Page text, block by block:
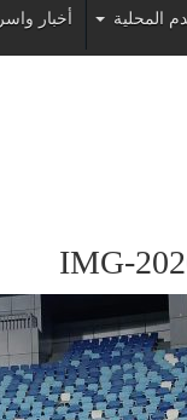
المحلية أخبار
IMG-